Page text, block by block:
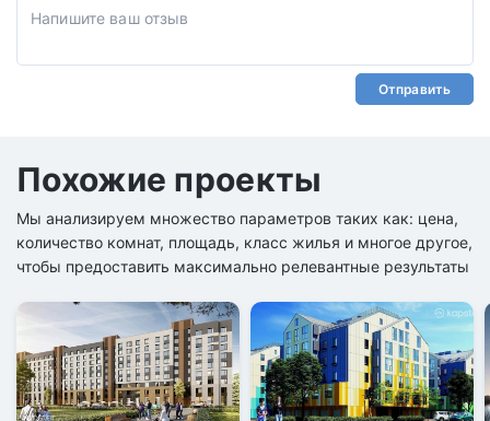
Отправить
Похожие проекты
Мы анализируем множество параметров таких как: цена,
количество комнат, площадь, класс жилья и многое другое,
чтобы предоставить максимально релевантные результаты